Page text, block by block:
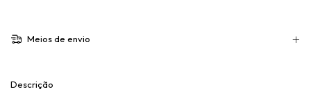
Meios de envio
Descrição